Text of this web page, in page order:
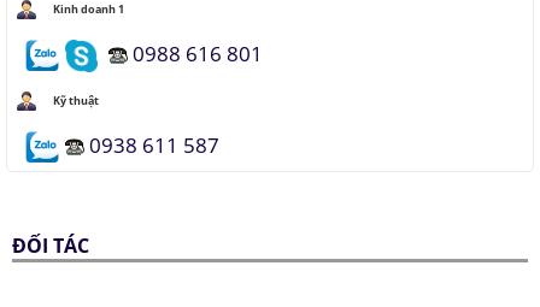
Kinh doanh 1
0988 616 801
Kỹ thuật
0938 611 587
ĐỐI TÁC